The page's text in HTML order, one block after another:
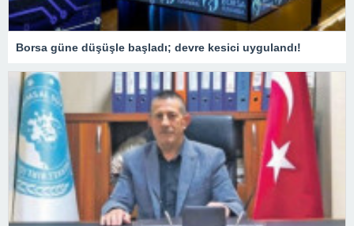
Borsa güne düşüşle başladı; devre kesici uygulandı!